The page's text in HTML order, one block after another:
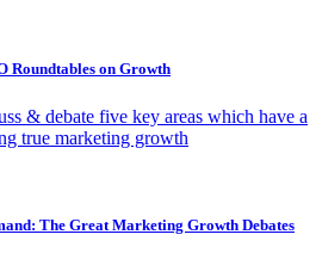
Roundtables on Growth
& debate five key areas which have a
true marketing growth
The Great Marketing Growth Debates